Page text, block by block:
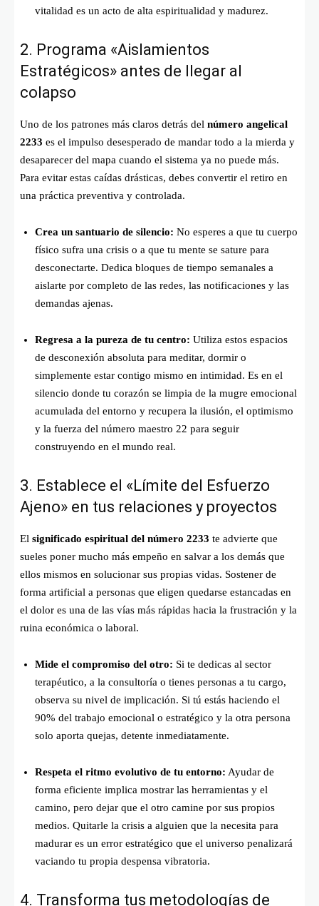
vitalidad es un acto de alta espiritualidad y madurez.
2. Programa «Aislamientos
Estratégicos» antes de llegar al
colapso
Uno de los patrones más claros detrás del número angelical
2233 es el impulso desesperado de mandar todo a la mierda y
desaparecer del mapa cuando el sistema ya no puede más.
Para evitar estas caídas drásticas, debes convertir el retiro en
una práctica preventiva y controlada.
Crea un santuario de silencio: No esperes a que tu cuerpo
físico sufra una crisis o a que tu mente se sature para
desconectarte. Dedica bloques de tiempo semanales a
aislarte por completo de las redes, las notificaciones y las
demandas ajenas.
Regresa a la pureza de tu centro: Utiliza estos espacios
de desconexión absoluta para meditar, dormir o
simplemente estar contigo mismo en intimidad. Es en el
silencio donde tu corazón se limpia de la mugre emocional
acumulada del entorno y recupera la ilusión, el optimismo
y la fuerza del número maestro 22 para seguir
construyendo en el mundo real.
3. Establece el «Límite del Esfuerzo
Ajeno» en tus relaciones y proyectos
El significado espiritual del número 2233 te advierte que
sueles poner mucho más empeño en salvar a los demás que
ellos mismos en solucionar sus propias vidas. Sostener de
forma artificial a personas que eligen quedarse estancadas en
el dolor es una de las vías más rápidas hacia la frustración y la
ruina económica o laboral.
Mide el compromiso del otro: Si te dedicas al sector
terapéutico, a la consultoría o tienes personas a tu cargo,
observa su nivel de implicación. Si tú estás haciendo el
90% del trabajo emocional o estratégico y la otra persona
solo aporta quejas, detente inmediatamente.
Respeta el ritmo evolutivo de tu entorno: Ayudar de
forma eficiente implica mostrar las herramientas y el
camino, pero dejar que el otro camine por sus propios
medios. Quitarle la crisis a alguien que la necesita para
madurar es un error estratégico que el universo penalizará
vaciando tu propia despensa vibratoria.
4. Transforma tus metodologías de